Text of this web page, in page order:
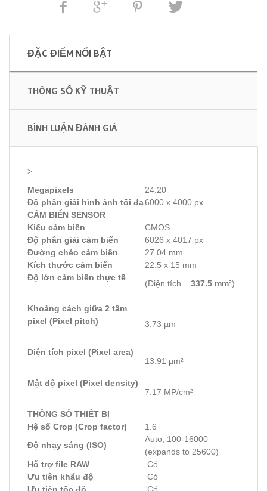
ĐẶC ĐIỂM NỔI BẬT
THÔNG SỐ KỸ THUẬT
BÌNH LUẬN ĐÁNH GIÁ
>
Megapixels
24.20
Độ phân giải hình ảnh tối đa6000 x 4000 px
CẢM BIẾN SENSOR
Kiểu cảm biến
CMOS
Độ phân giải cảm biến
6026 x 4017 px
Đường chéo cảm biến
27.04 mm
Kích thước cảm biến
22.5 x 15 mm
Độ lớn cảm biến thực tế
(Diện tích = 337.5 mm²)
Khoảng cách giữa 2 tâm
pixel (Pixel pitch)
3.73 µm
Diện tích pixel (Pixel area)
13.91 µm²
Mật độ pixel (Pixel density)
7.17 MP/cm²
THÔNG SỐ THIẾT BỊ
Hệ số Crop (Crop factor)
1.6
Độ nhạy sáng (ISO)
Auto, 100-16000
(expands to 25600)
Hỗ trợ file RAW
Có
Ưu tiên khẩu độ
Có